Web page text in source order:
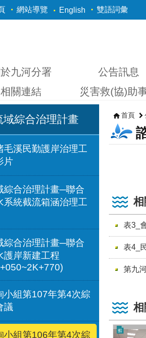
網站導覽 English 雙語詞彙
九河分署 公告訊息
相關連結
災害救(協)助
域綜合治理計畫
毛溪民勤護岸治理工
片
綜合治理計畫─聯合
系統截流箱涵治理工
綜合治理計畫─聯合
護岸新建工程
小組第107年第4次綜
議
小組第106年第4次綜
首頁
表3_
表4_
第九